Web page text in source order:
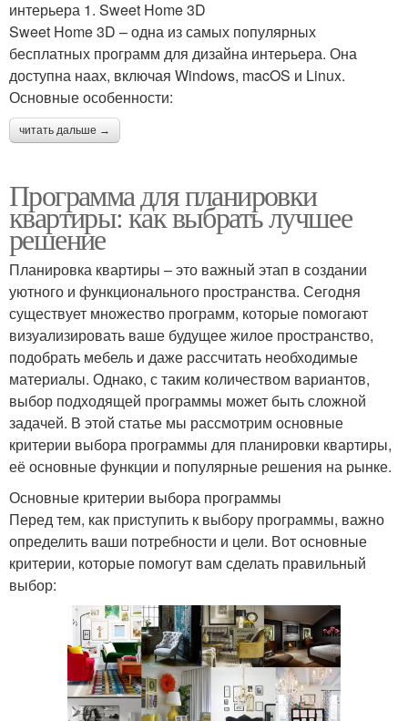
интерьера 1. Sweet Home 3D
Sweet Home 3D – одна из самых популярных
бесплатных программ для дизайна интерьера. Она
доступна наах, включая Windows, macOS и Linux.
Основные особенности:
читать дальше →
Программа для планировки
квартиры: как выбрать лучшее
решение
Планировка квартиры – это важный этап в создании
уютного и функционального пространства. Сегодня
существует множество программ, которые помогают
визуализировать ваше будущее жилое пространство,
подобрать мебель и даже рассчитать необходимые
материалы. Однако, с таким количеством вариантов,
выбор подходящей программы может быть сложной
задачей. В этой статье мы рассмотрим основные
критерии выбора программы для планировки квартиры,
её основные функции и популярные решения на рынке.
Основные критерии выбора программы
Перед тем, как приступить к выбору программы, важно
определить ваши потребности и цели. Вот основные
критерии, которые помогут вам сделать правильный
выбор: